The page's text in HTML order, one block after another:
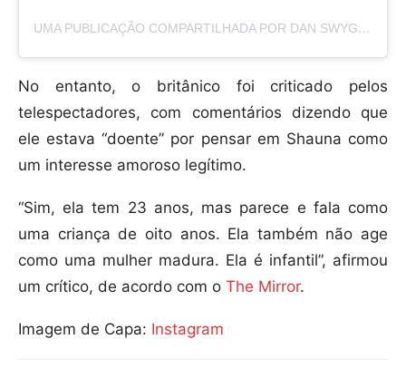
UMA PUBLICAÇÃO COMPARTILHADA POR DAN SWYGART (@DANSWYGART)
No entanto, o britânico foi criticado pelos
telespectadores, com comentários dizendo que
ele estava “doente” por pensar em Shauna como
um interesse amoroso legítimo.
“Sim, ela tem 23 anos, mas parece e fala como
uma criança de oito anos. Ela também não age
como uma mulher madura. Ela é infantil”, afirmou
um crítico, de acordo com o The Mirror.
Imagem de Capa: Instagram